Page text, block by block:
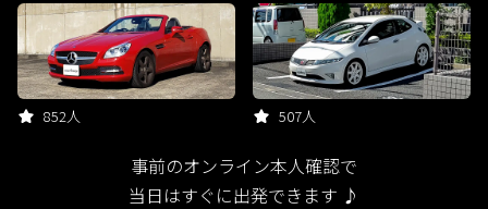
852人 507人
事前のオンライン本人確認で
当日はすぐに出発できます ♪